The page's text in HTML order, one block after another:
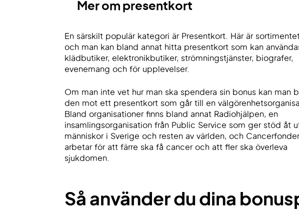
Mer om presentkort
En särskilt populär kategori är Presentkort. Här är
och man kan bland annat hitta presentkort som kan
klädbutiker, elektronikbutiker, strömningstjänster, biografer,
evenemang och för upplevelser.
Om man inte vet hur man ska spendera sin bonus kan man
den mot ett presentkort som går till en
Bland organisationer finns bland annat Radiohjälpen, en
insamlingsorganisation från Public Service som ger stöd åt
människor i Sverige och resten av världen, och
arbetar för att färre ska få cancer och att fler ska överleva
sjukdomen.
Så använder du dina